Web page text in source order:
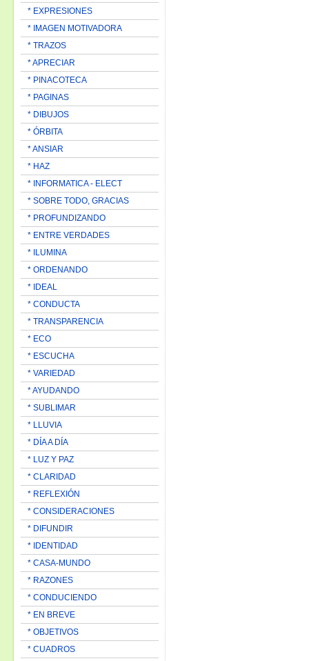
* EXPRESIONES
* IMAGEN MOTIVADORA
* TRAZOS
* APRECIAR
* PINACOTECA
* PAGINAS
* DIBUJOS
* ÓRBITA
* ANSIAR
* HAZ
* INFORMATICA - ELECT
* SOBRE TODO, GRACIAS
* PROFUNDIZANDO
* ENTRE VERDADES
* ILUMINA
* ORDENANDO
* IDEAL
* CONDUCTA
* TRANSPARENCIA
* ECO
* ESCUCHA
* VARIEDAD
* AYUDANDO
* SUBLIMAR
* LLUVIA
* DÍA A DÍA
* LUZ Y PAZ
* CLARIDAD
* REFLEXIÓN
* CONSIDERACIONES
* DIFUNDIR
* IDENTIDAD
* CASA-MUNDO
* RAZONES
* CONDUCIENDO
* EN BREVE
* OBJETIVOS
* CUADROS